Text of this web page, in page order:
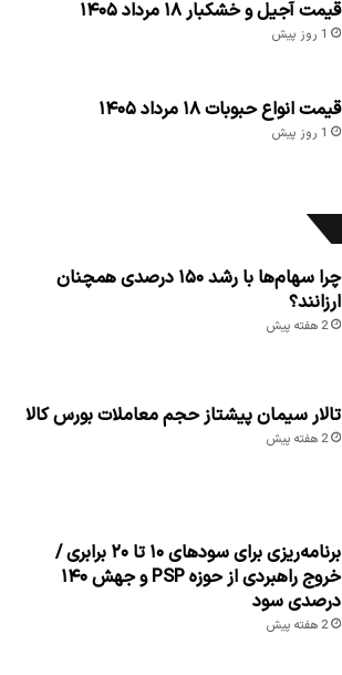
قیمت آجیل و خشکبار ۱۸ مرداد ۱۴۰۵
1 روز پیش
قیمت انواع حبوبات ۱۸ مرداد ۱۴۰۵
1 روز پیش
چرا سهام‌ها با رشد ۱۵۰ درصدی همچنان
ارزانند؟
2 هفته پیش
تالار سیمان پیشتاز حجم معاملات بورس کالا
2 هفته پیش
برنامه‌ریزی برای سود‌های ۱۰ تا ۲۰ برابری /
خروج راهبردی از حوزه PSP و جهش ۱۴۰
درصدی سود
2 هفته پیش